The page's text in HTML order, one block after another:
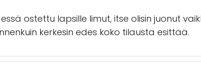
ostettu lapsille limut, itse olisin juonut
kerkesin edes koko tilausta esittää.